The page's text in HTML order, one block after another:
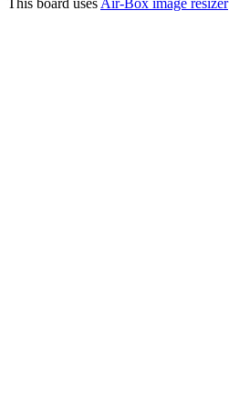
This board uses Air-Box image resizer